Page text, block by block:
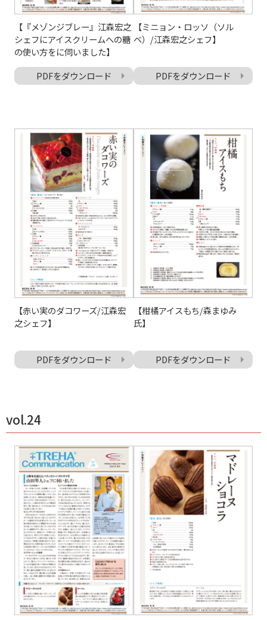
【『メゾンジブレー』江森宏之
シェフにアイスクリームへの糖
の使い方をに伺いました】
PDFをダウンロード
【ミニョン・ロッソ（ソル
ベ）/江森宏之シェフ】
PDFをダウンロード
【赤い実のダコワーズ/江森宏
之シェフ】
PDFをダウンロード
【柑橘アイスもち/森まゆみ
氏】
PDFをダウンロード
vol.24